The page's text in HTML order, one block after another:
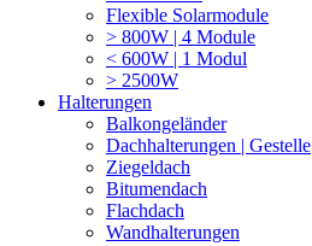
Flexible Solarmodule
> 800W | 4 Module
< 600W | 1 Modul
> 2500W
Halterungen
Balkongeländer
Dachhalterungen | Gestelle
Ziegeldach
Bitumendach
Flachdach
Wandhalterungen